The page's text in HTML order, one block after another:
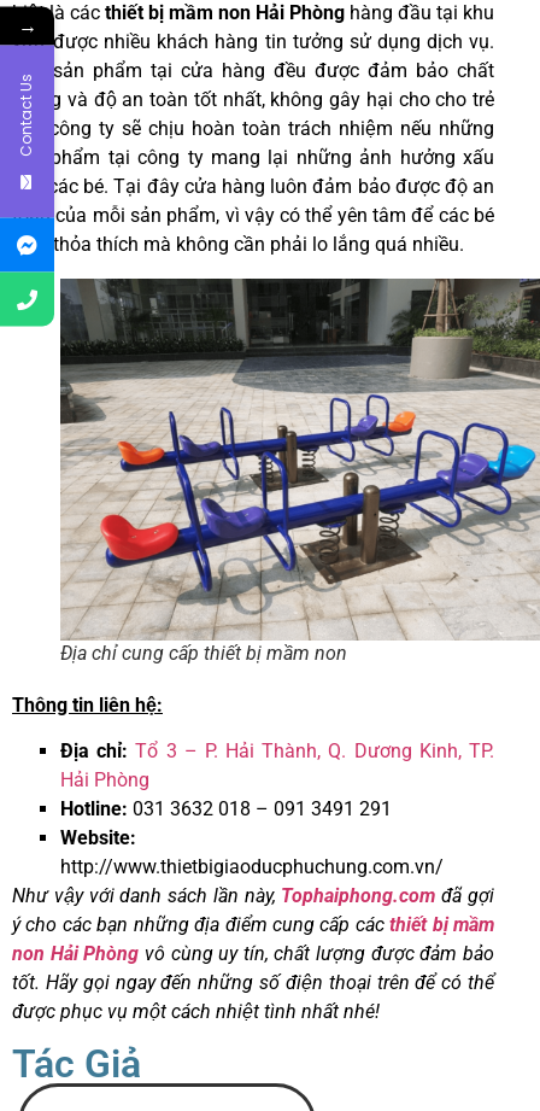
biệt là các thiết bị mầm non Hải Phòng hàng đầu tại khu
vực, được nhiều khách hàng tin tưởng sử dụng dịch vụ.
Các sản phẩm tại cửa hàng đều được đảm bảo chất
lượng và độ an toàn tốt nhất, không gây hại cho cho trẻ
em, công ty sẽ chịu hoàn toàn trách nhiệm nếu những
sản phẩm tại công ty mang lại những ảnh hưởng xấu
cho các bé. Tại đây cửa hàng luôn đảm bảo được độ an
toàn của mỗi sản phẩm, vì vậy có thể yên tâm để các bé
chơi thỏa thích mà không cần phải lo lắng quá nhiều.
Địa chỉ cung cấp thiết bị mầm non
Thông tin liên hệ:
Địa chỉ:Tổ 3 – P. Hải Thành, Q. Dương Kinh, TP.
Hải Phòng
Hotline: 031 3632 018 – 091 3491 291
Website:
http://www.thietbigiaoducphuchung.com.vn/
Như vậy với danh sách lần này, Tophaiphong.com đã gợi
ý cho các bạn những địa điểm cung cấp cácthiết bị mầm
non Hải Phòng vô cùng uy tín, chất lượng được đảm bảo
tốt. Hãy gọi ngay đến những số điện thoại trên để có thể
được phục vụ một cách nhiệt tình nhất nhé!
Tác Giả
→
Contact Us